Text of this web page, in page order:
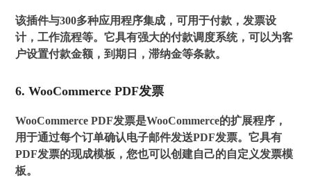
该插件与300多种应用程序集成，可用于付款，发票设
计，工作流程等。它具有强大的付款调度系统，可以为客
户设置付款金额，到期日，滞纳金等条款。
6. WooCommerce PDF发票
WooCommerce PDF发票是WooCommerce的扩展程序，
用于通过每个订单确认电子邮件发送PDF发票。它具有
PDF发票的现成模板，您也可以创建自己的自定义发票模
板。